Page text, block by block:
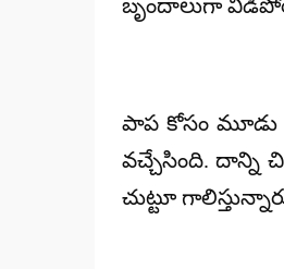
బృందాలుగా
పాప కోసం మూడు
వచ్చేసింది. దాన్ని
చుట్టూ